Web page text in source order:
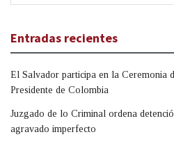
Entradas recientes
El Salvador participa en la Ceremonia
Presidente de Colombia
Juzgado de lo Criminal ordena
agravado imperfecto